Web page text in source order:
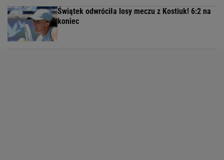
Świątek odwróciła losy meczu z Kostiuk! 6:2 na
koniec